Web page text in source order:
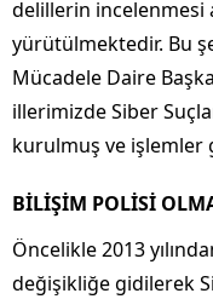
delillerin incelenmesi
yürütülmektedir. Bu
Mücadele Daire
illerimizde Siber
kurulmuş ve işlemler
BİLİŞİM POLİSİ
Öncelikle 2013
değişikliğe gidilerek